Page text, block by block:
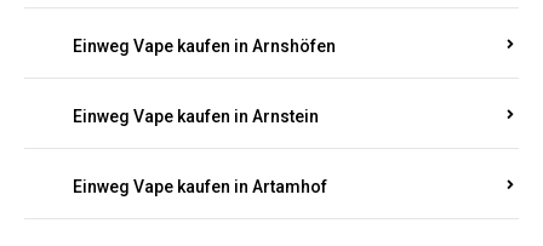
Einweg Vape kaufen in Arnshöfen
Einweg Vape kaufen in Arnstein
Einweg Vape kaufen in Artamhof